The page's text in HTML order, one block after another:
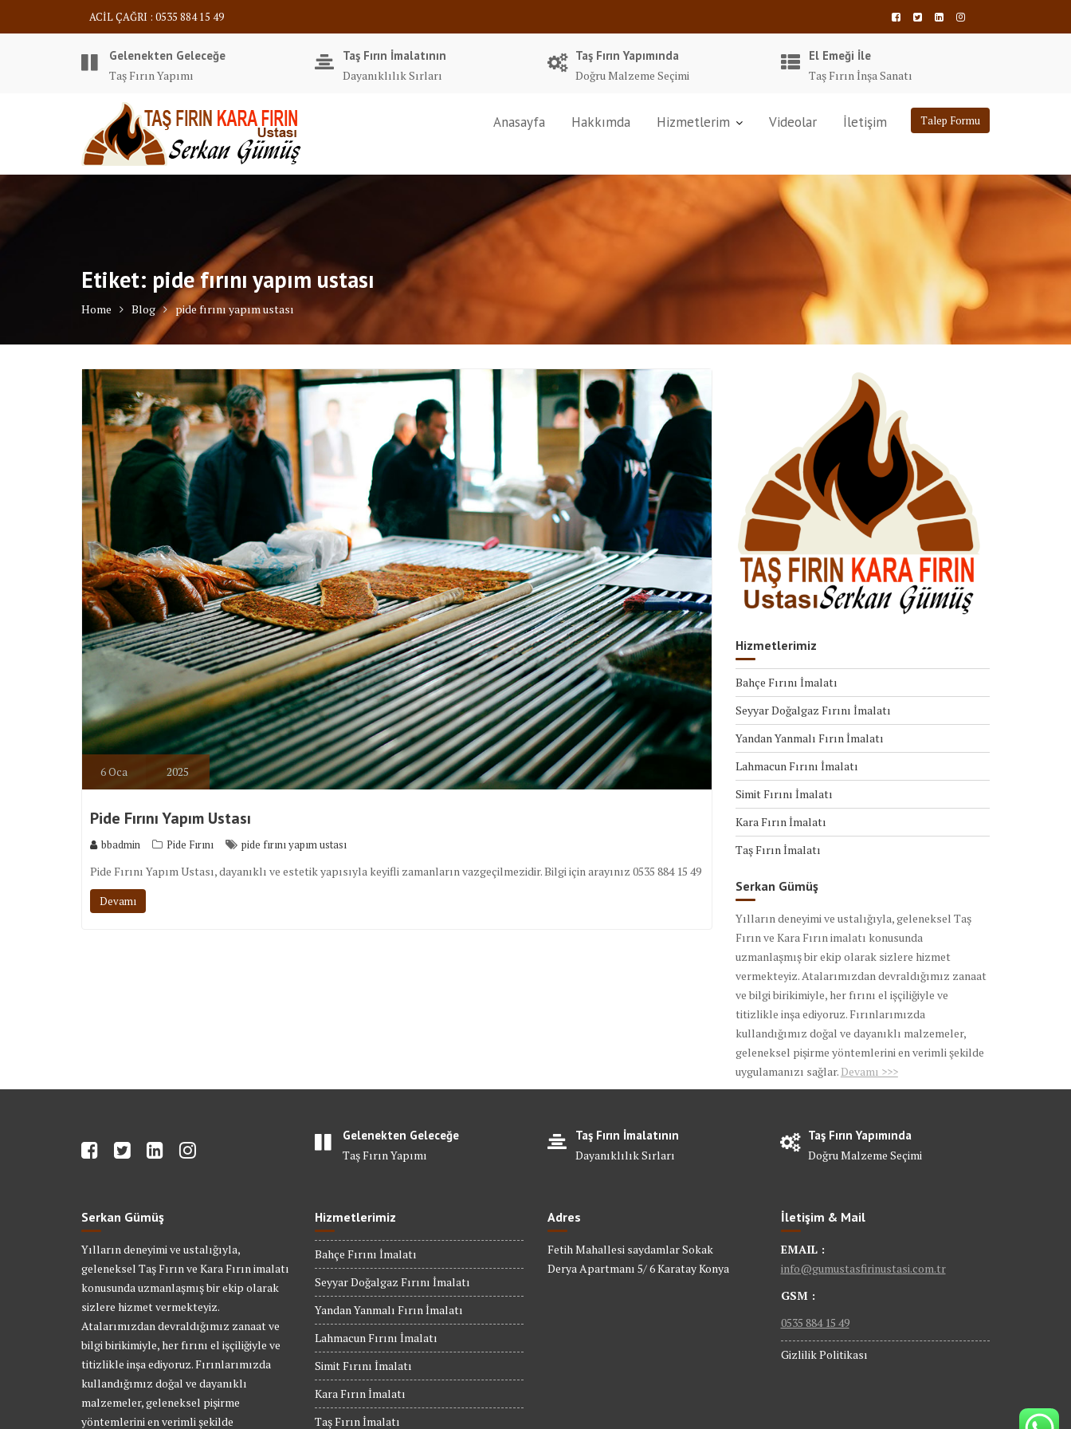
ACİL ÇAĞRI : 0535 884 15 49
Gelenekten Geleceğe
Taş Fırın Yapımı
Taş Fırın İmalatının
Dayanıklılık Sırları
Taş Fırın Yapımında
Doğru Malzeme Seçimi
El Emeği İle
Taş Fırın İnşa Sanatı
Talep Formu
Anasayfa Hakkımda Hizmetlerim Videolar İletişim
Etiket: pide fırını yapım ustası
Home Blog pide fırını yapım ustası
6Oca 2025
Pide Fırını Yapım Ustası
bbadmin Pide Fırını pide fırını yapım ustası
Pide Fırını Yapım Ustası, dayanıklı ve estetik yapısıyla keyifli zamanların vazgeçilmezidir. Bilgi için arayınız 0535 884 15 49
Devamı
Hizmetlerimiz
Bahçe Fırını İmalatı
Seyyar Doğalgaz Fırını İmalatı
Yandan Yanmalı Fırın İmalatı
Lahmacun Fırını İmalatı
Simit Fırını İmalatı
Kara Fırın İmalatı
Taş Fırın İmalatı
Serkan Gümüş
Yılların deneyimi ve ustalığıyla, geleneksel Taş
Fırın ve Kara Fırın imalatı konusunda
uzmanlaşmış bir ekip olarak sizlere hizmet
vermekteyiz. Atalarımızdan devraldığımız zanaat
ve bilgi birikimiyle, her fırını el işçiliğiyle ve
titizlikle inşa ediyoruz. Fırınlarımızda
kullandığımız doğal ve dayanıklı malzemeler,
geleneksel pişirme yöntemlerini en verimli şekilde
uygulamanızı sağlar. Devamı >>>
Gelenekten Geleceğe
Taş Fırın Yapımı
Taş Fırın İmalatının
Dayanıklılık Sırları
Taş Fırın Yapımında
Doğru Malzeme Seçimi
Serkan Gümüş
Yılların deneyimi ve ustalığıyla,
geleneksel Taş Fırın ve Kara Fırın imalatı
konusunda uzmanlaşmış bir ekip olarak
sizlere hizmet vermekteyiz.
Atalarımızdan devraldığımız zanaat ve
bilgi birikimiyle, her fırını el işçiliğiyle ve
titizlikle inşa ediyoruz. Fırınlarımızda
kullandığımız doğal ve dayanıklı
malzemeler, geleneksel pişirme
yöntemlerini en verimli şekilde
Hizmetlerimiz
Bahçe Fırını İmalatı
Seyyar Doğalgaz Fırını İmalatı
Yandan Yanmalı Fırın İmalatı
Lahmacun Fırını İmalatı
Simit Fırını İmalatı
Kara Fırın İmalatı
Taş Fırın İmalatı
Adres
Fetih Mahallesi saydamlar Sokak
Derya Apartmanı 5/ 6 Karatay Konya
İletişim & Mail
EMAIL :
info@gumustasfirinustasi.com.tr
GSM :
0535 884 15 49
Gizlilik Politikası